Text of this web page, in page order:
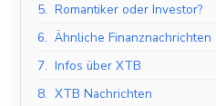
5. Romantiker oder Investor?
6. Ähnliche Finanznachrichten
7. Infos über XTB
8. XTB Nachrichten